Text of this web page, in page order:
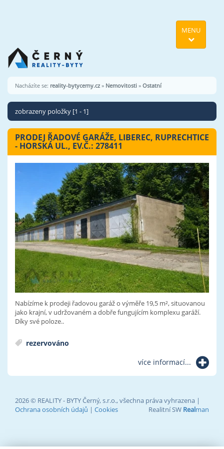
MENU
Nacházíte se: reality-bytycerny.cz » Nemovitosti » Ostatní
zobrazeny položky [1 - 1]
PRODEJ ŘADOVÉ GARÁŽE, LIBEREC, RUPRECHTICE
- HORSKÁ UL., EV.Č.: 278411
Nabízíme k prodeji řadovou garáž o výměře 19,5 m², situovanou
jako krajní, v udržovaném a dobře fungujícím komplexu garáží.
Díky své poloze..
rezervováno
více informací...
2026 © REALITY - BYTY Černý, s.r.o., všechna práva vyhrazena |
Ochrana osobních údajů | Cookies Realitní SW Realman